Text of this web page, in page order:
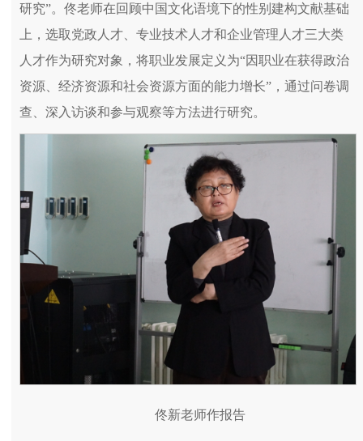
研究”。佟老师在回顾中国文化语境下的性别建构文献基础
上，选取党政人才、专业技术人才和企业管理人才三大类
人才作为研究对象，将职业发展定义为“因职业在获得政治
资源、经济资源和社会资源方面的能力增长”，通过问卷调
查、深入访谈和参与观察等方法进行研究。
佟新老师作报告